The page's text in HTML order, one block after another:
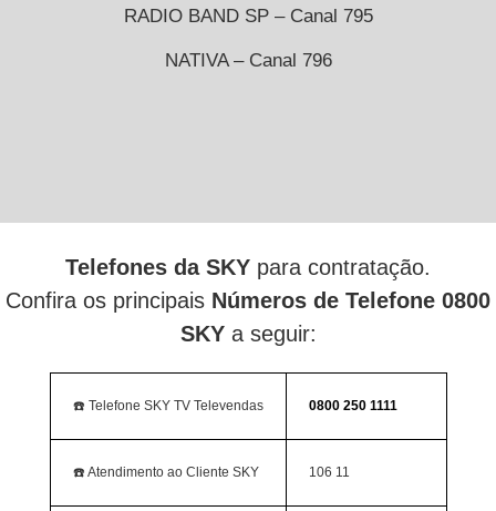
RADIO BAND SP – Canal 795
NATIVA – Canal 796
Telefones da SKY para contratação.
Confira os principais Números de Telefone 0800
SKYa seguir:
☎️ Telefone SKY TV Televendas 0800 250 1111
☎️ Atendimento ao Cliente SKY 106 11